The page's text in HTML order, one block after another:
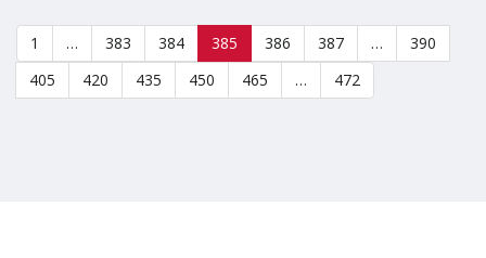
1 … 383 384 385 386 387 …
390
405
420 435 450 465 … 472